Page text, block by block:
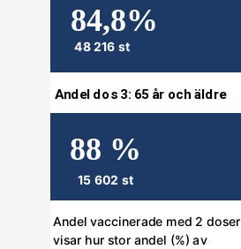
84,8%
48 216 st
Andel dos 3: 65 år och äldre
88 %
15 602 st
Andel vaccinerade med 2 doser
visar hur stor andel (%) av